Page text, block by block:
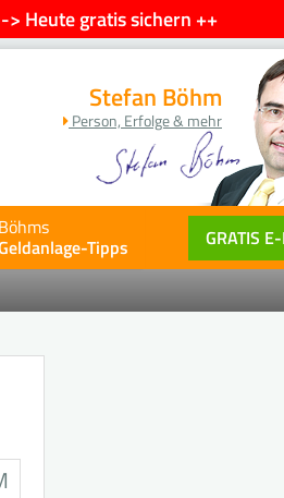
Heute gratis sichern ++
Stefan Böhm
Person, Erfolge & mehr
Böhms
Tipps
GRATIS